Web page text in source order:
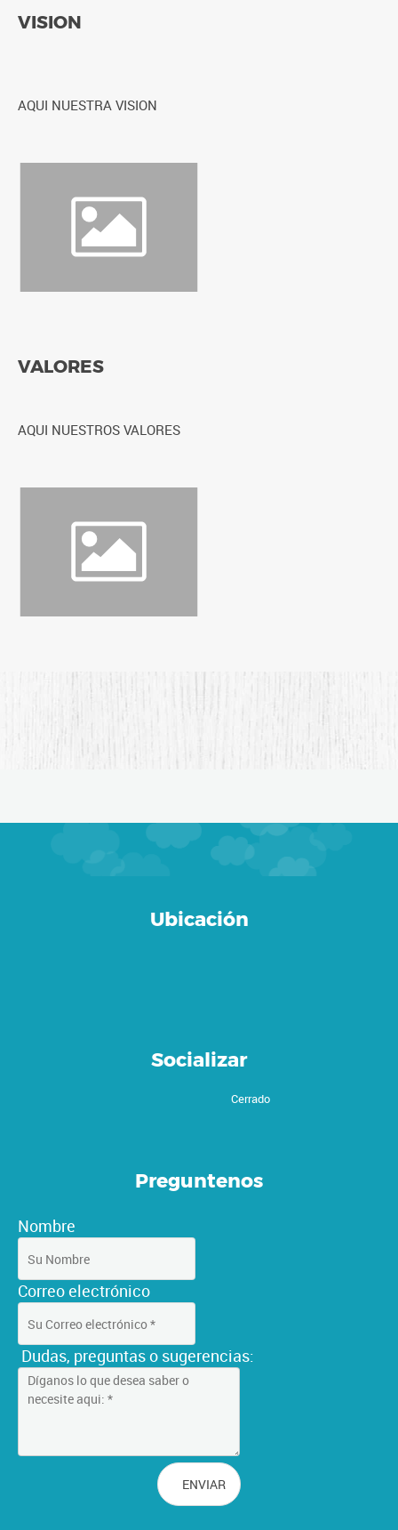
VISION
AQUI NUESTRA VISION
VALORES
AQUI NUESTROS VALORES
Ubicación
Socializar
Cerrado
Preguntenos
Nombre
Correo electrónico
Dudas, preguntas o sugerencias:
ENVIAR